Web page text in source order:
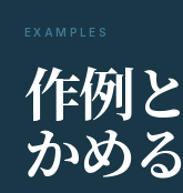
EXAMPLES
作例と
かめる